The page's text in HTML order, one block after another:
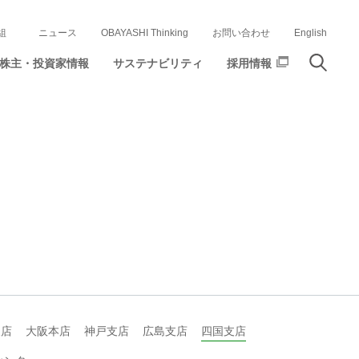
主・投資家情報 サステナビリティ 採用情報
ニュース OBAYASHI Thinking お問い合わせ English
大阪本店 神戸支店 広島支店
四国支店